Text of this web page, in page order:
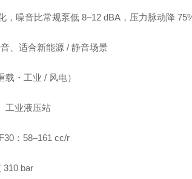
，噪音比常规泵低 8–12 dBA，压力脉动降
、适合新能源 / 静音场景
・工业 / 风电）
工业液压站
：58–161 cc/r
310 bar